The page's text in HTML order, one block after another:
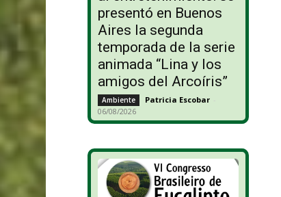
presentó en Buenos
Aires la segunda
temporada de la serie
animada “Lina y los
amigos del Arcoíris”
Ambiente Patricia Escobar -
06/08/2026